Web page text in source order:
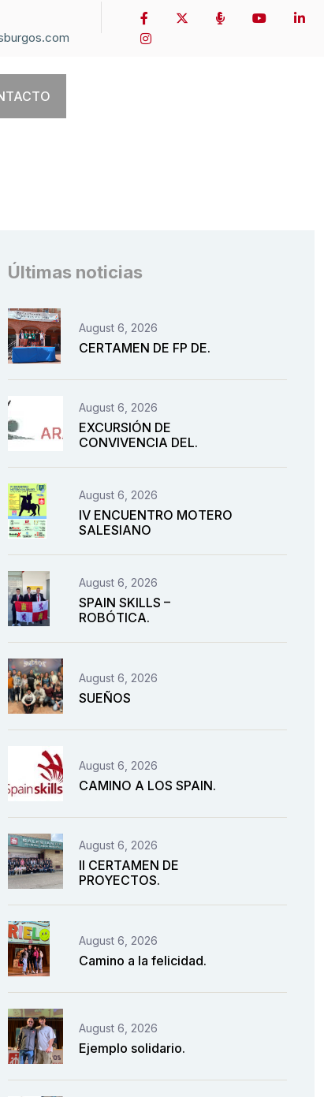
Últimas noticias
August 6, 2026
CERTAMEN DE FP DE.
August 6, 2026
EXCURSIÓN DE
CONVIVENCIA DEL.
August 6, 2026
IV ENCUENTRO MOTERO
SALESIANO
August 6, 2026
SPAIN SKILLS –
ROBÓTICA.
August 6, 2026
SUEÑOS
August 6, 2026
CAMINO A LOS SPAIN.
August 6, 2026
II CERTAMEN DE
PROYECTOS.
August 6, 2026
Camino a la felicidad.
August 6, 2026
Ejemplo solidario.